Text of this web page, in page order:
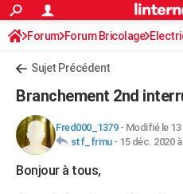
ACTUALITÉS
Politique
Société
Faits Divers
Education
Monde
Villes
+
FINANCE
Retraite
Impôts
Epargne
Immobilier
Risques naturels par ville
Banque
Assurance
Crédit
AUTO
Essais
Réserver un essai
Citadines
Berlines
SUV
Forum auto
+HIGH-TECH
Forum Forum Bricolage
Sujet Précédent
Branchement 2nd
Fred000_1379- Modifié le 13
stf_frmu- 15 déc. 2020 à
Bonjour à tous,